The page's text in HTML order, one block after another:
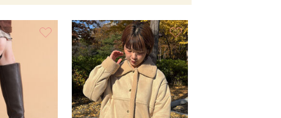
お気に入り お気に入り